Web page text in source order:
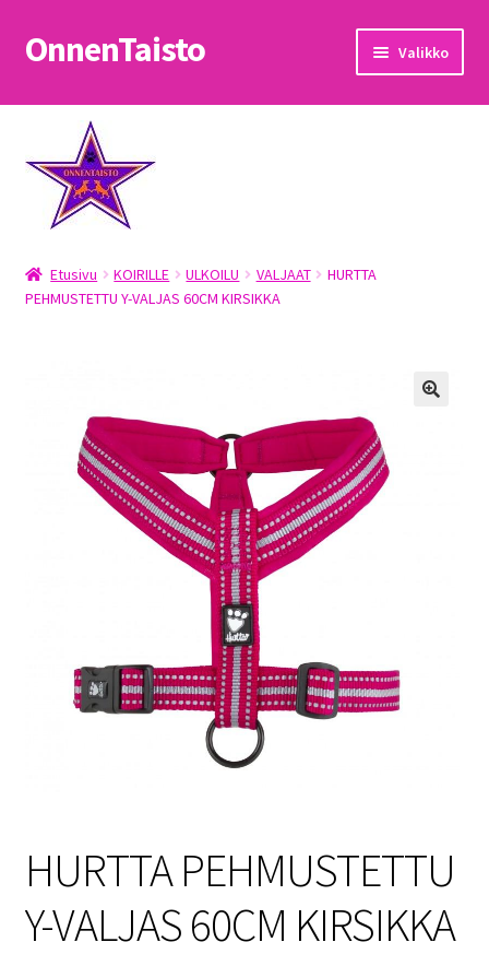
Siirry
navigointiin
Siirry
sisältöön
OnnenTaisto Valikko
Etusivu
Kassa
Oma tili
OnnenTaisto
Uutisia
Etusivu KOIRILLE ULKOILU VALJAAT
HURTTA
PEHMUSTETTU Y-VALJAS 60CM KIRSIKKA
HURTTA PEHMUSTETTU
Y-VALJAS 60CM KIRSIKKA